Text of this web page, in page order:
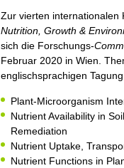
Zur vierten internationalen
Nutrition, Growth &
sich die Forschungs-
Februar 2020 in Wien.
englischsprachigen
Plant-Microorganism
Nutrient Availability in
Remediation
Nutrient Uptake,
Nutrient Functions in